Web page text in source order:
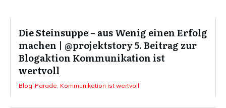
Die Steinsuppe – aus Wenig einen Erfolg
machen | @projektstory 5. Beitrag zur
Blogaktion Kommunikation ist
wertvoll
Blog-Parade Kommunikation ist wertvoll